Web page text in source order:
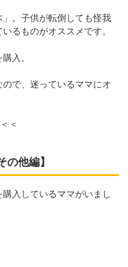
。子供が転倒しても怪我
るものがオススメです。
入。
で、迷っているママにオ
＜＜
他編】
入しているママがいまし